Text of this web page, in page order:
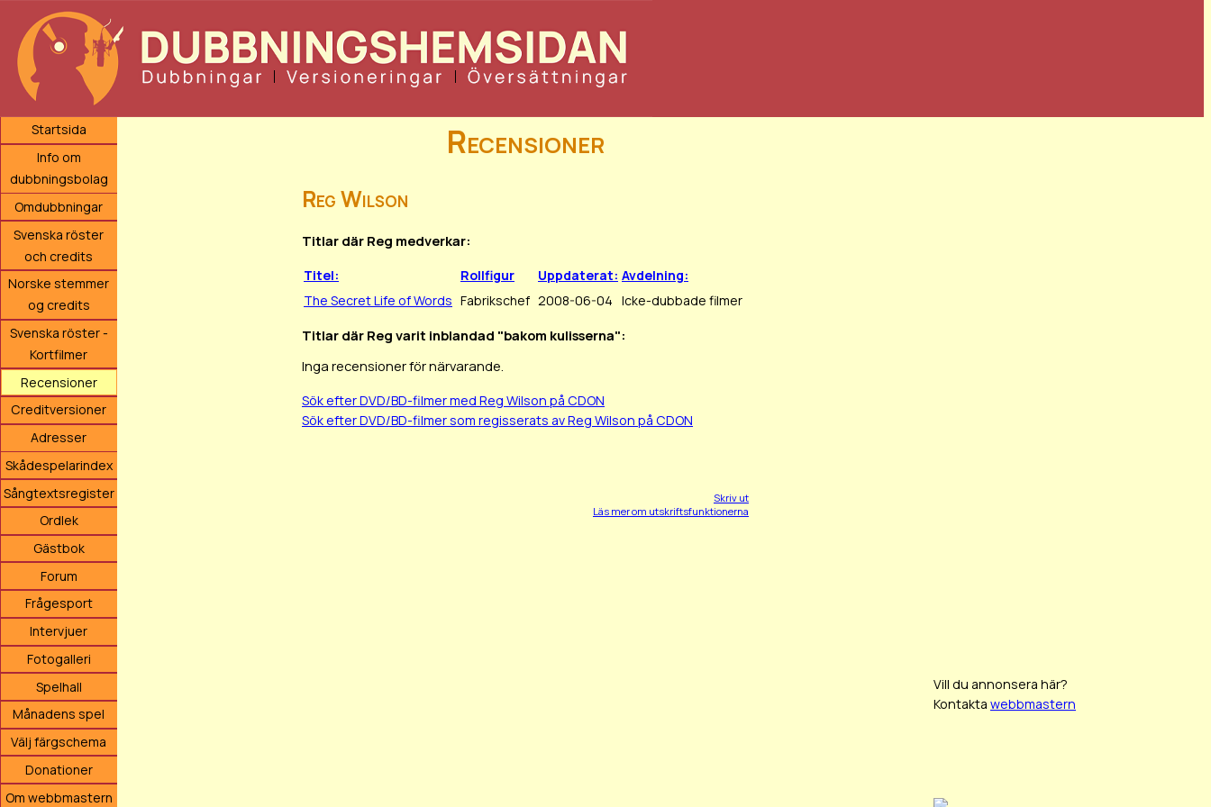
Startsida
Info om
dubbningsbolag
Omdubbningar
Svenska röster
och credits
Norske stemmer
og credits
Svenska röster -
Kortfilmer
Recensioner
Creditversioner
Adresser
Skådespelarindex
Sångtextsregister
Ordlek
Gästbok
Forum
Frågesport
Intervjuer
Fotogalleri
Spelhall
Månadens spel
Välj färgschema
Donationer
Om webbmastern
Recensioner
Reg Wilson
Titlar där Reg medverkar:
Titel: Rollfigur Uppdaterat: Avdelning:
The Secret Life of Words Fabrikschef 2008-06-04 Icke-dubbade filmer
Titlar där Reg varit inblandad "bakom kulisserna":
Inga recensioner för närvarande.
Sök efter DVD/BD-filmer med Reg Wilson på CDON
Sök efter DVD/BD-filmer som regisserats av Reg Wilson på CDON
Skriv ut
Läs mer om utskriftsfunktionerna
Vill du annonsera här?
Kontakta webbmastern